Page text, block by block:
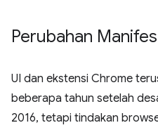
Perubahan
UI dan ekstensi Chrome
beberapa tahun setelah
2016, tetapi tindakan